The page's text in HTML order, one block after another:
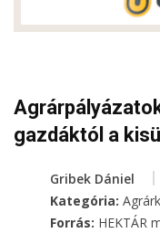
gazdáktól a
Gribek Dániel
Kategória:
Forrás: HEKTÁR